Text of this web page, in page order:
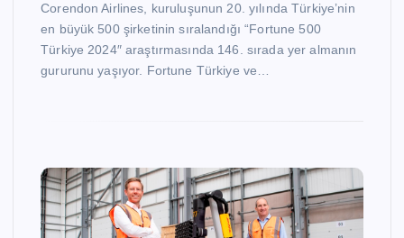
Corendon Airlines, kuruluşunun 20. yılında Türkiye’nin
en büyük 500 şirketinin sıralandığı “Fortune 500
Türkiye 2024″ araştırmasında 146. sırada yer almanın
gururunu yaşıyor. Fortune Türkiye ve…